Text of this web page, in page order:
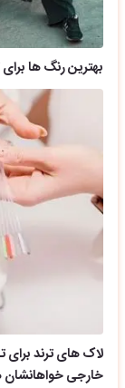
بهترین رنگ ها
لاک های ترند برای
خارجی خواهانشان